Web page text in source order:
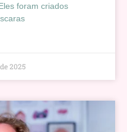
foram criados
2025